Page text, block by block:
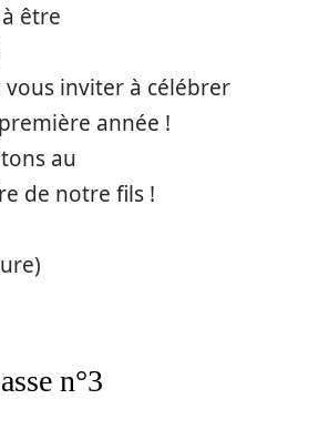
être
vous inviter à célébrer
année !
au
de notre fils !
n°3